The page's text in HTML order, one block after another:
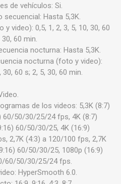
de vehículos: Si.
secuencial: Hasta 5,3K.
video): 0,5, 1, 2, 3, 5, 10, 30, 60
30, 60 min.
nocturna: Hasta 5,3K.
nocturna (foto y video):
60 s; 2, 5, 30, 60 min.
de los videos: 5,3K (8:7)
60/50/30/25/24 fps, 4K (8:7)
60/50/30/25, 4K (16:9)
2,7K (4:3) a 120/100 fps, 2,7K
60/50/30/25, 1080p (16:9)
60/50/30/25/24 fps.
HyperSmooth 6.0.